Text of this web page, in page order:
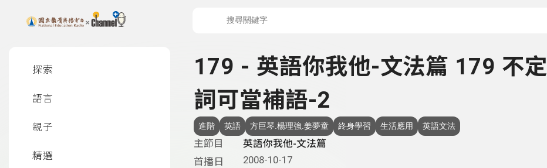
上方功能區塊
探索
語言
親子
精選
179 - 英語你我他-文法篇 179 不定
詞可當補語-2
進階 英語 方巨琴.楊理強.姜夢童 終身學習 生活應用 英語文法
主節目
英語你我他-文法篇
首播日
2008-10-17